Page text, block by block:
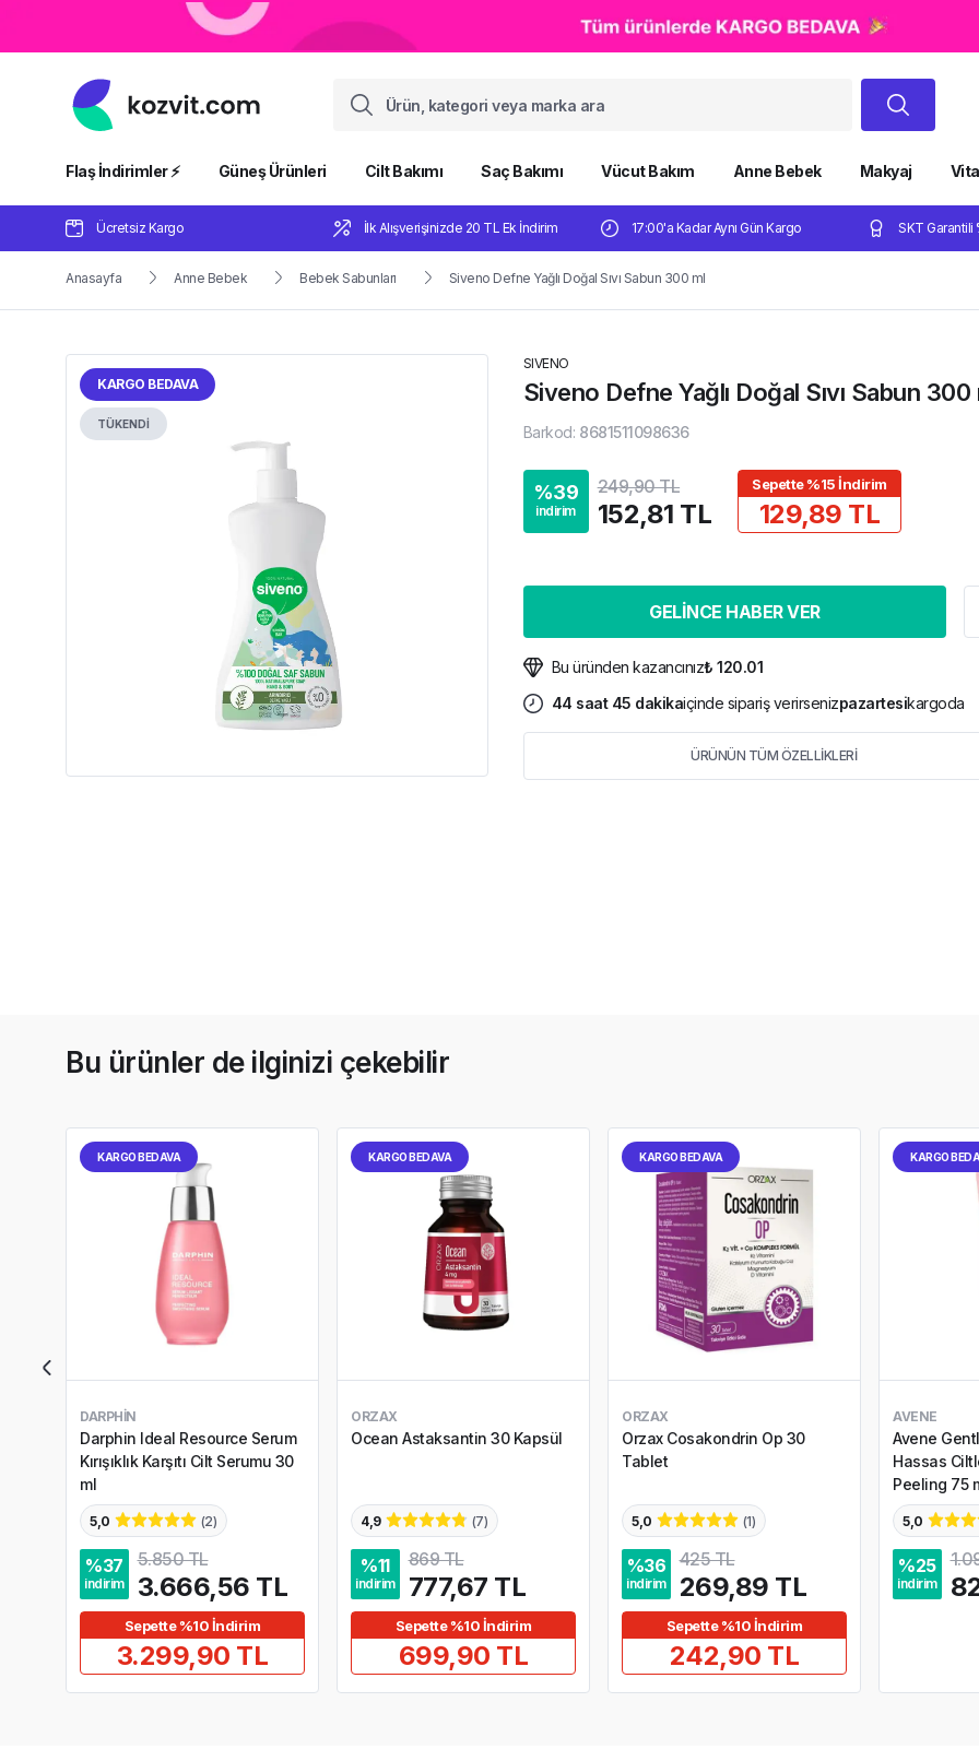
Flaş İndirimler ⚡️ Güneş Ürünleri Cilt Bakımı Saç Bakımı Vücut Bakım Anne Bebek Makyaj
Ücretsiz Kargo İlk Alışverişinizde 20 TL Ek İndirim 17:00'a Kadar Aynı Gün Kargo SKT Garantili
Anasayfa Anne Bebek Bebek Sabunları Siveno Defne Yağlı Doğal Sıvı Sabun 300 ml
KARGO BEDAVA
TÜKENDİ
SIVENO
Siveno Defne Yağlı Doğal Sıvı Sabun 300
Barkod: 8681511098636
%39
indirim
249,90 TL
152,81 TL
Sepette %15 İndirim
129,89 TL
GELİNCE HABER VER
Bu üründen kazancınız₺ 120.01
44 saat 45 dakikaiçinde sipariş verirsenizpazartesikargoda
ÜRÜNÜN TÜM ÖZELLİKLERİ
Bu ürünler de ilginizi çekebilir
KARGO BEDAVA
DARPHIN
Darphin Ideal Resource Serum
Kırışıklık Karşıtı Cilt Serumu 30
ml
5,0 (2)
%37
indirim
5.850 TL
3.666,56 TL
Sepette %10 İndirim
3.299,90 TL
KARGO BEDAVA
ORZAX
Ocean Astaksantin 30 Kapsül
4,9 (7)
%11
indirim
869 TL
777,67 TL
Sepette %10 İndirim
699,90 TL
KARGO BEDAVA
ORZAX
Orzax Cosakondrin Op 30
Tablet
5,0 (1)
%36
indirim
425 TL
269,89 TL
Sepette %10 İndirim
242,90 TL
KARGO
AVENE
Avene
Hassas
Peeling 75
5,0
%25
indirim